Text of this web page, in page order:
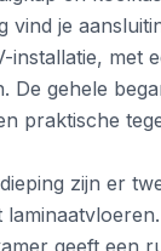
vind je
installatie, met
De gehele
praktische
zijn er
geeft een